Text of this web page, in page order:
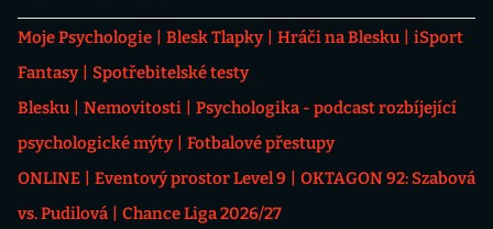
Moje Psychologie Blesk Tlapky Hráči na Blesku
iSport
Fantasy
Spotřebitelské testy
Blesku
Nemovitosti
Psychologika - podcast rozbíjející
psychologické mýty
Fotbalové přestupy
ONLINE
Eventový prostor Level 9
OKTAGON 92: Szabová
vs. Pudilová
Chance Liga 2026/27